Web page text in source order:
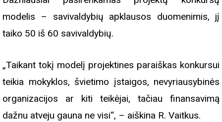
modelis – savivaldybių apklausos duomenimis, jį
taiko 50 iš 60 savivaldybių.
„Taikant tokį modelį projektines paraiškas konkursui
teikia mokyklos, švietimo įstaigos, nevyriausybinės
organizacijos ar kiti teikėjai, tačiau finansavimą
dažnu atveju gauna ne visi“, – aiškina R. Vaitkus.